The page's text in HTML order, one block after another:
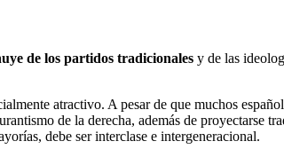
de los partidos tradicionales y de las
atractivo. A pesar de que muchos
de la derecha, además de proyectarse
debe ser interclase e intergeneracional.